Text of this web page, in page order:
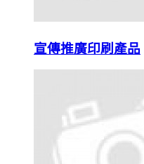
宣傳推廣印刷產品